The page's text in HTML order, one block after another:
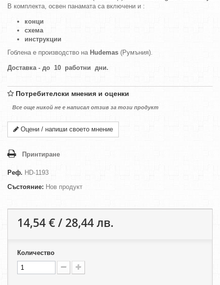
В комплекта, освен панамата са включени и :
конци
схема
инструкции
Гоблена е производство на Hudemas (Румъния).
Доставка - до 10 работни дни.
Потребителски мнения и оценки
Все още никой не е написал отзив за този продукт
Оцени / напиши своето мнение
Принтиране
Реф. HD-1193
Състояние: Нов продукт
14,54 € / 28,44 лв.
Количество